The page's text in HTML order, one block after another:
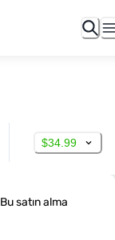
$34.99
Bu satın alma